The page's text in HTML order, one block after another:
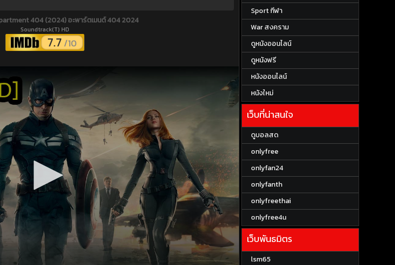
404 (2024) อะพาร์ตเมนต์ 404 2024
Soundtrack(T) HD
7.7 /10
Sport กีฬา
War สงคราม
ดูหนังออนไลน์
ดูหนังฟรี
หนังออนไลน์
หนังใหม่
เว็บที่น่าสนใจ
ดูบอลสด
onlyfree
onlyfan24
onlyfanth
onlyfreethai
onlyfree4u
เว็บพันธมิตร
lsm65